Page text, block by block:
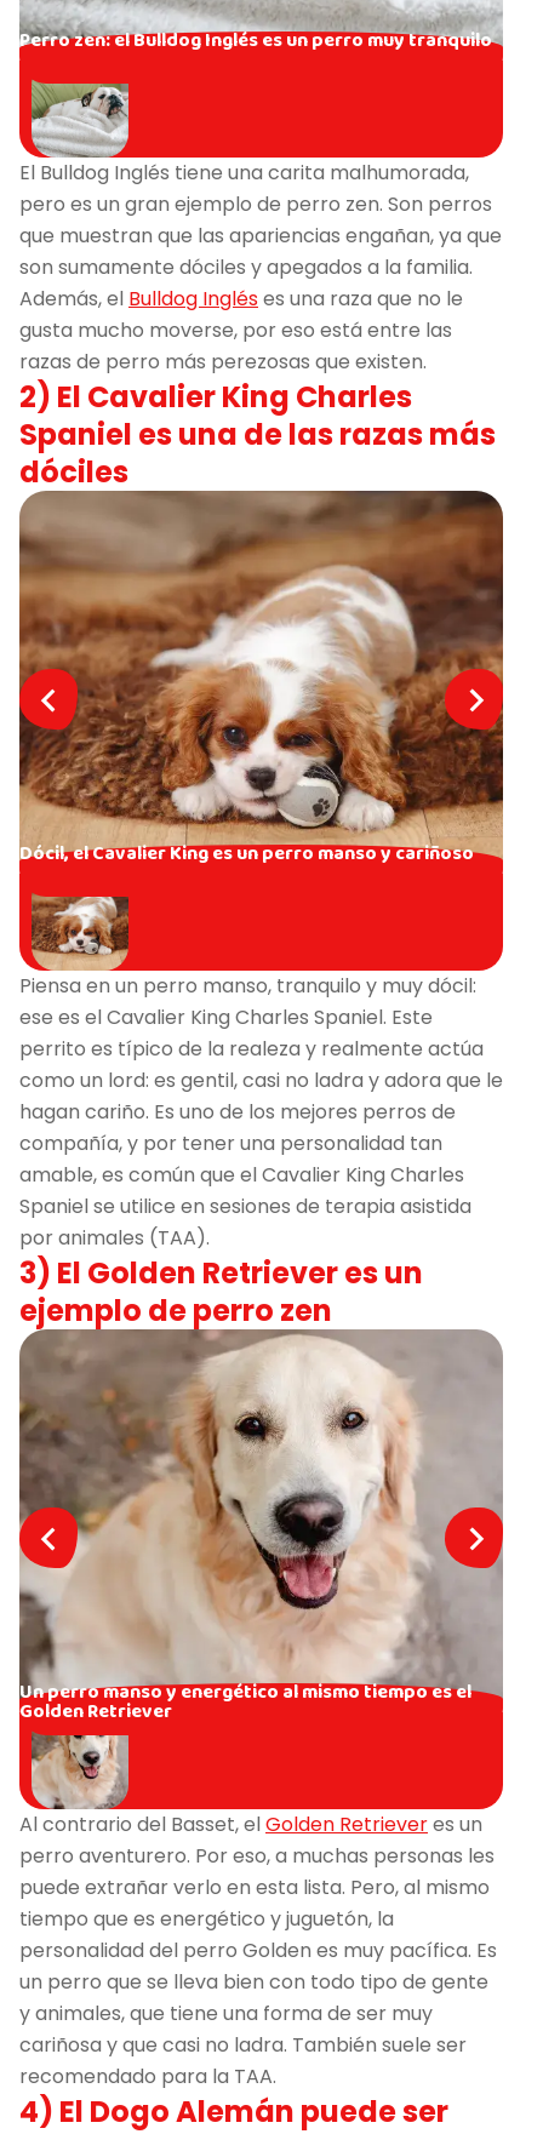
Perro zen: el Bulldog Inglés es un perro muy tranquilo
El Bulldog Inglés tiene una carita malhumorada,
pero es un gran ejemplo de perro zen. Son perros
que muestran que las apariencias engañan, ya que
son sumamente dóciles y apegados a la familia.
Además, el Bulldog Ingléses una raza que no le
gusta mucho moverse, por eso está entre las
razas de perro más perezosas que existen.
2) El Cavalier King Charles
Spaniel es una de las razas más
dóciles
Dócil, el Cavalier King es un perro manso y cariñoso
Piensa en un perro manso, tranquilo y muy dócil:
ese es el Cavalier King Charles Spaniel. Este
perrito es típico de la realeza y realmente actúa
como un lord: es gentil, casi no ladra y adora que le
hagan cariño. Es uno de los mejores perros de
compañía, y por tener una personalidad tan
amable, es común que el Cavalier King Charles
Spaniel se utilice en sesiones de terapia asistida
por animales (TAA).
3) El Golden Retriever es un
ejemplo de perro zen
Un perro manso y energético al mismo tiempo es el
Golden Retriever
Al contrario del Basset, elGolden Retrieveres un
perro aventurero. Por eso, a muchas personas les
puede extrañar verlo en esta lista. Pero, al mismo
tiempo que es energético y juguetón, la
personalidad del perro Golden es muy pacífica. Es
un perro que se lleva bien con todo tipo de gente
y animales, que tiene una forma de ser muy
cariñosa y que casi no ladra. También suele ser
recomendado para la TAA.
4) El Dogo Alemán puede ser